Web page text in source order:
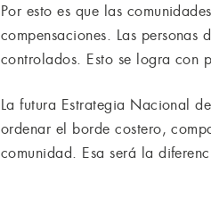
Por esto es que las
compensaciones. Las
controlados. Esto se logra con
La futura Estrategia Nacional
ordenar el borde costero,
comunidad. Esa será la